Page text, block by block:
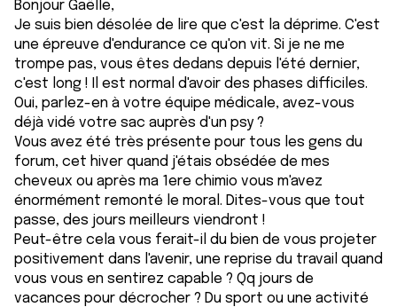
Bonjour Gaëlle,
Je suis bien désolée de lire que c'est la déprime. C'est
une épreuve d'endurance ce qu'on vit. Si je ne me
trompe pas, vous êtes dedans depuis l'été dernier,
c'est long ! Il est normal d'avoir des phases difficiles.
Oui, parlez-en à votre équipe médicale, avez-vous
déjà vidé votre sac auprès d'un psy ?
Vous avez été très présente pour tous les gens du
forum, cet hiver quand j'étais obsédée de mes
cheveux ou après ma 1ere chimio vous m'avez
énormément remonté le moral. Dites-vous que tout
passe, des jours meilleurs viendront !
Peut-être cela vous ferait-il du bien de vous projeter
positivement dans l'avenir, une reprise du travail quand
vous vous en sentirez capable ? Qq jours de
vacances pour décrocher ? Du sport ou une activité